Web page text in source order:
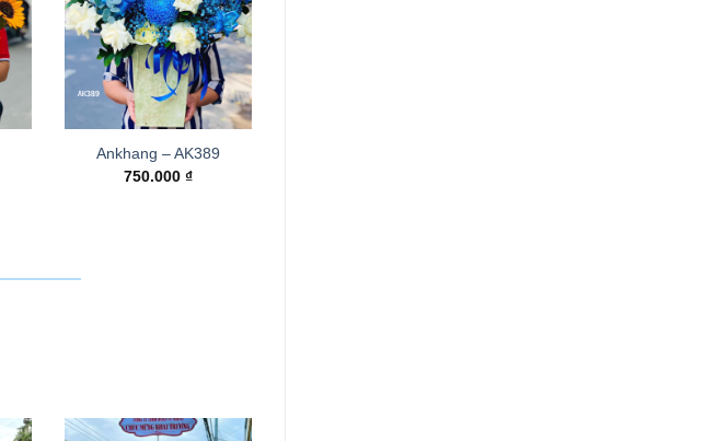
Ankhang – AK389
750.000 ₫